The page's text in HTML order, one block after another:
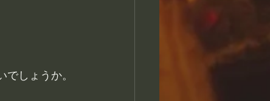
しょうか。